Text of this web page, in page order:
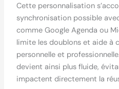
Cette personnalisation
synchronisation possible
comme Google Agenda ou
limite les doublons et aide à
personnelle et
devient ainsi plus fluide,
impactent directement la